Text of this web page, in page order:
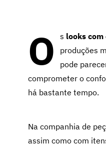
O s looks
produções
pode
comprometer o
há bastante tempo.
Na companhia de
assim como com